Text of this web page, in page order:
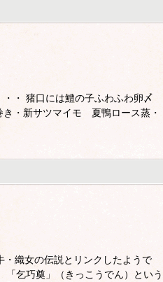
・・ 猪口には鱧の子ふわふわ卵〆
・新サツマイモ 夏鴨ロース蒸・
織女の伝説とリンクしたようで
乞巧奠」（きっこうでん）という